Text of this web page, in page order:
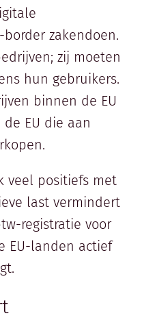
zakendoen.
zij moeten
hun gebruikers.
binnen de EU
EU die aan
veel positiefs met
last vermindert
registratie voor
EU-landen actief